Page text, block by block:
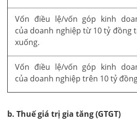
Vốn điều lệ/vốn góp kinh
của doanh nghiệp từ 10 tỷ đồng
xuống.
Vốn điều lệ/vốn góp kinh
của doanh nghiệp trên 10 tỷ
b. Thuế giá trị gia tăng (GTGT)